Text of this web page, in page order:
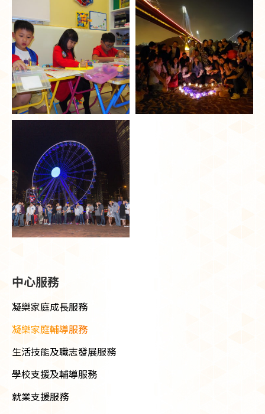
中心服務
凝樂家庭成長服務
凝樂家庭輔導服務
生活技能及職志發展服務
學校支援及輔導服務
就業支援服務